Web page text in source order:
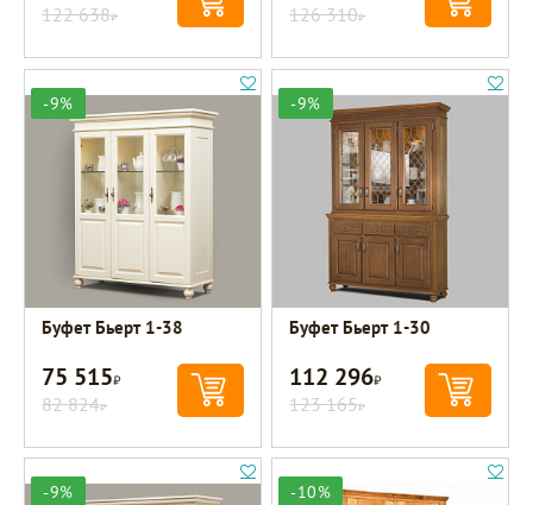
122 638Р 126 310Р
-9%
Буфет Бьерт 1-38
75 515Р
82 824Р
-9%
Буфет Бьерт 1-30
112 296Р
123 165Р
-9% -10%